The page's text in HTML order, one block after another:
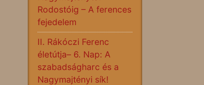
Rodostóig – A ferences
fejedelem
II. Rákóczi Ferenc
életútja– 6. Nap: A
szabadságharc és a
Nagymajtényi sík!